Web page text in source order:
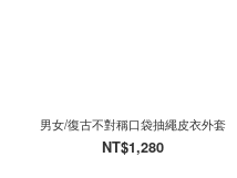
男女/復古不對稱口袋抽繩皮衣外套
NT$1,280